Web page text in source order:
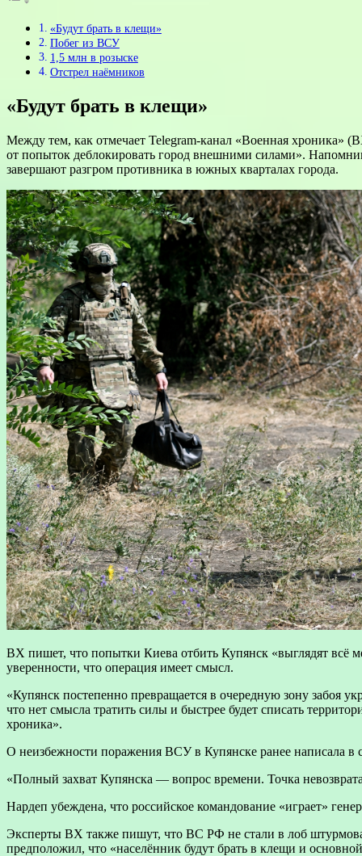
«Будут брать в клещи»
Побег из ВСУ
1,5 млн в розыске
Отстрел наёмников
«Будут брать в клещи»
Между тем, как отмечает Telegram-канал «Военная хроника»
от попыток деблокировать город внешними силами».
завершают разгром противника в южных кварталах города.
ВХ пишет, что попытки Киева отбить Купянск «выглядят всё
уверенности, что операция имеет смысл.
«Купянск постепенно превращается в очередную зону забоя
что нет смысла тратить силы и быстрее будет списать
хроника».
О неизбежности поражения ВСУ в Купянске ранее написала в
«Полный захват Купянска — вопрос времени. Точка
Нардеп убеждена, что российское командование «играет»
Эксперты ВХ также пишут, что ВС РФ не стали в лоб
предположил, что «населённик будут брать в клещи и